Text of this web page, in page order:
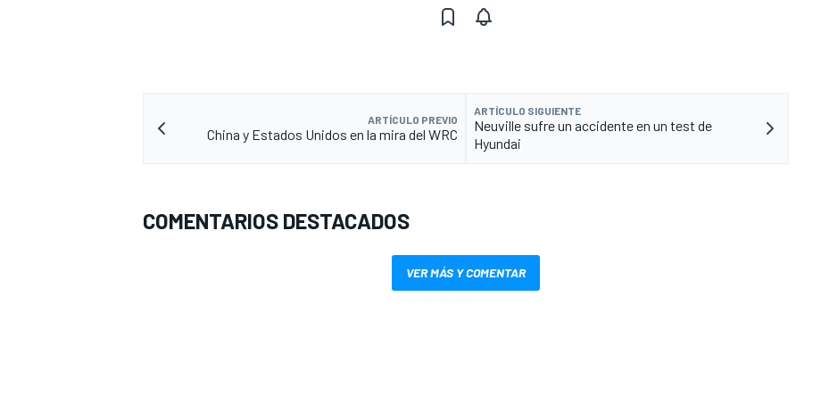
ARTÍCULO PREVIO
China y Estados Unidos en la mira del WRC
ARTÍCULO SIGUIENTE
Neuville sufre un accidente en un test de
Hyundai
COMENTARIOS DESTACADOS
VER MÁS Y COMENTAR